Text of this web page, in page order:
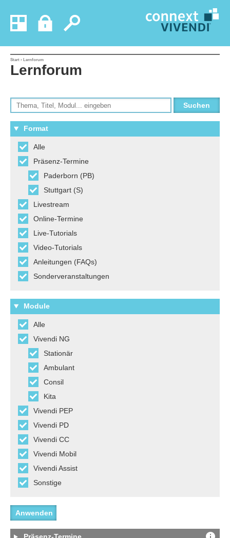
Start › Lernforum
Lernforum
Format
Alle
Präsenz-Termine
Paderborn (PB)
Stuttgart (S)
Livestream
Online-Termine
Live-Tutorials
Video-Tutorials
Anleitungen (FAQs)
Sonderveranstaltungen
Module
Alle
Vivendi NG
Stationär
Ambulant
Consil
Kita
Vivendi PEP
Vivendi PD
Vivendi CC
Vivendi Mobil
Vivendi Assist
Sonstige